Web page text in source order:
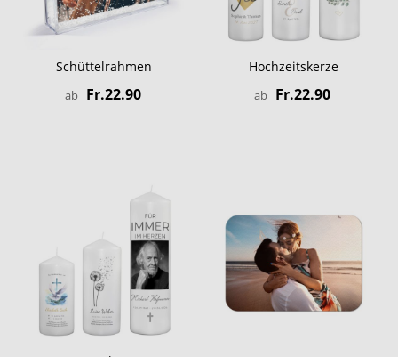
Schüttelrahmen
ab Fr.22.90
Hochzeitskerze
ab Fr.22.90